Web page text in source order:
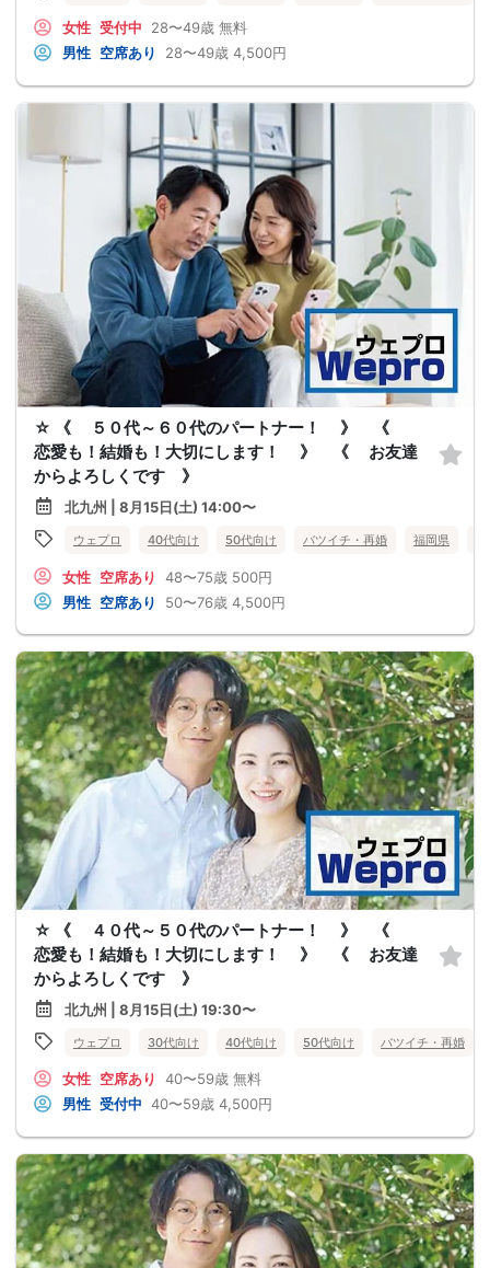
女性 受付中 28〜49歳 無料
男性 空席あり 28〜49歳 4,500円
☆ 《 ５０代～６０代のパートナー！ 》 《
恋愛も！結婚も！大切にします！ 》 《 お友達
からよろしくです 》
北九州 | 8月15日(土) 14:00〜
ウェプロ 40代向け 50代向け バツイチ・再婚 福岡県
女性 空席あり 48〜75歳 500円
男性 空席あり 50〜76歳 4,500円
☆ 《 ４０代～５０代のパートナー！ 》 《
恋愛も！結婚も！大切にします！ 》 《 お友達
からよろしくです 》
北九州 | 8月15日(土) 19:30〜
ウェプロ 30代向け 40代向け 50代向け バツイチ・再婚
女性 空席あり 40〜59歳 無料
男性 受付中 40〜59歳 4,500円